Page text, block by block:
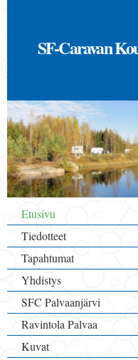
SF-Caravan
Päävalikko
Etusivu
Tiedotteet
Tapahtumat
Yhdistys
SFC Palvaanjärvi
Ravintola Palvaa
Kuvat